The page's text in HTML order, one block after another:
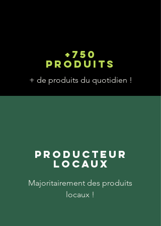
+750
produits
+ de produits du quotidien !
Producteur
locaux
Majoritairement des produits
locaux !